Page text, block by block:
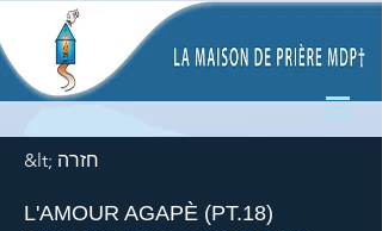
&lt; חזרה
L'AMOUR AGAPÈ (PT.18)